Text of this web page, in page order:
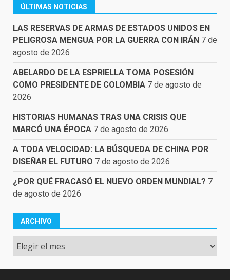
ÚLTIMAS NOTICIAS
LAS RESERVAS DE ARMAS DE ESTADOS UNIDOS EN
PELIGROSA MENGUA POR LA GUERRA CON IRÁN 7 de
agosto de 2026
ABELARDO DE LA ESPRIELLA TOMA POSESIÓN
COMO PRESIDENTE DE COLOMBIA 7 de agosto de
2026
HISTORIAS HUMANAS TRAS UNA CRISIS QUE
MARCÓ UNA ÉPOCA 7 de agosto de 2026
A TODA VELOCIDAD: LA BÚSQUEDA DE CHINA POR
DISEÑAR EL FUTURO 7 de agosto de 2026
¿POR QUÉ FRACASÓ EL NUEVO ORDEN MUNDIAL? 7
de agosto de 2026
ARCHIVO
Archivo